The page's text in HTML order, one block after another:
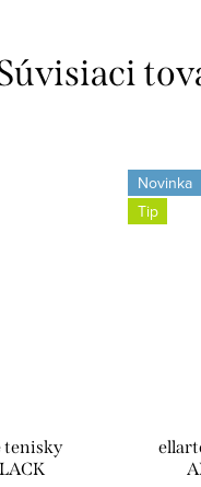
tenisky
Novinka
Tip